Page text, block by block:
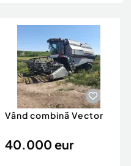
Vând combină Vector
40.000 eur